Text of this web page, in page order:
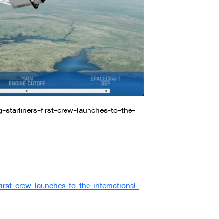
starliners-first-crew-launches-to-the-
crew-launches-to-the-international-